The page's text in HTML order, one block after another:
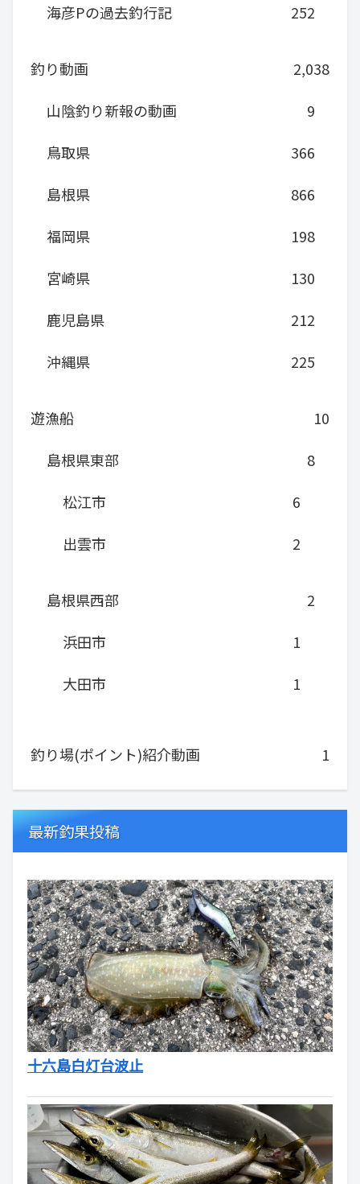
海彦Pの過去釣行記
252
釣り動画
2,038
山陰釣り新報の動画
9
鳥取県
366
島根県
866
福岡県
198
宮崎県
130
鹿児島県
212
沖縄県
225
遊漁船
10
島根県東部
8
松江市
6
出雲市
2
島根県西部
2
浜田市
1
大田市
1
釣り場(ポイント)紹介動画 1
最新釣果投稿
十六島白灯台波止